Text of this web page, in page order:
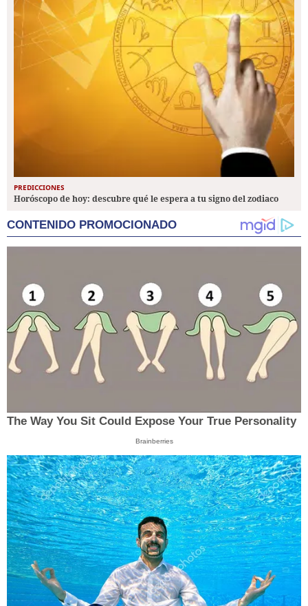
PREDICCIONES
Horóscopo de hoy: descubre qué le espera a tu signo del zodiaco
CONTENIDO PROMOCIONADO
The Way You Sit Could Expose Your True Personality
Brainberries